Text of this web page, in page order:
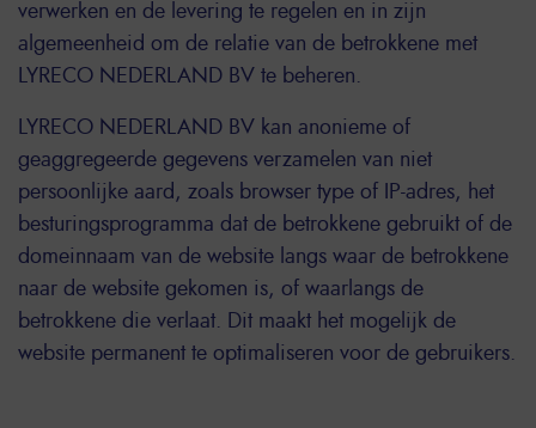
verwerken en de levering te regelen en in zijn
algemeenheid om de relatie van de betrokkene met
LYRECO NEDERLAND BV te beheren.
LYRECO NEDERLAND BV kan anonieme of
geaggregeerde gegevens verzamelen van niet
persoonlijke aard, zoals browser type of IP-adres, het
besturingsprogramma dat de betrokkene gebruikt of de
domeinnaam van de website langs waar de betrokkene
naar de website gekomen is, of waarlangs de
betrokkene die verlaat. Dit maakt het mogelijk de
website permanent te optimaliseren voor de gebruikers.